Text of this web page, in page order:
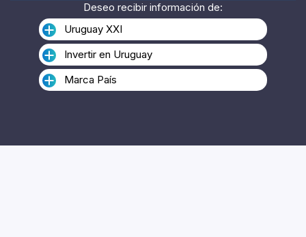
Deseo recibir información de:
Uruguay XXI
Invertir en Uruguay
Marca País